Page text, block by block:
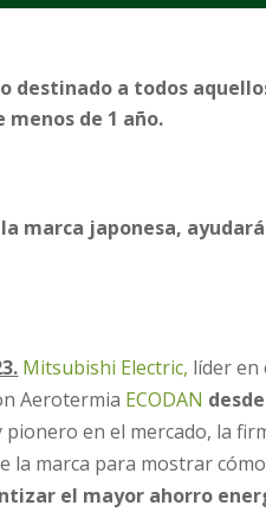
destinado a todos
menos de 1 año.
la marca japonesa,
Mitsubishi Electric, líder en
Aerotermia ECODAN
pionero en el mercado, la
la marca para mostrar
el mayor ahorro